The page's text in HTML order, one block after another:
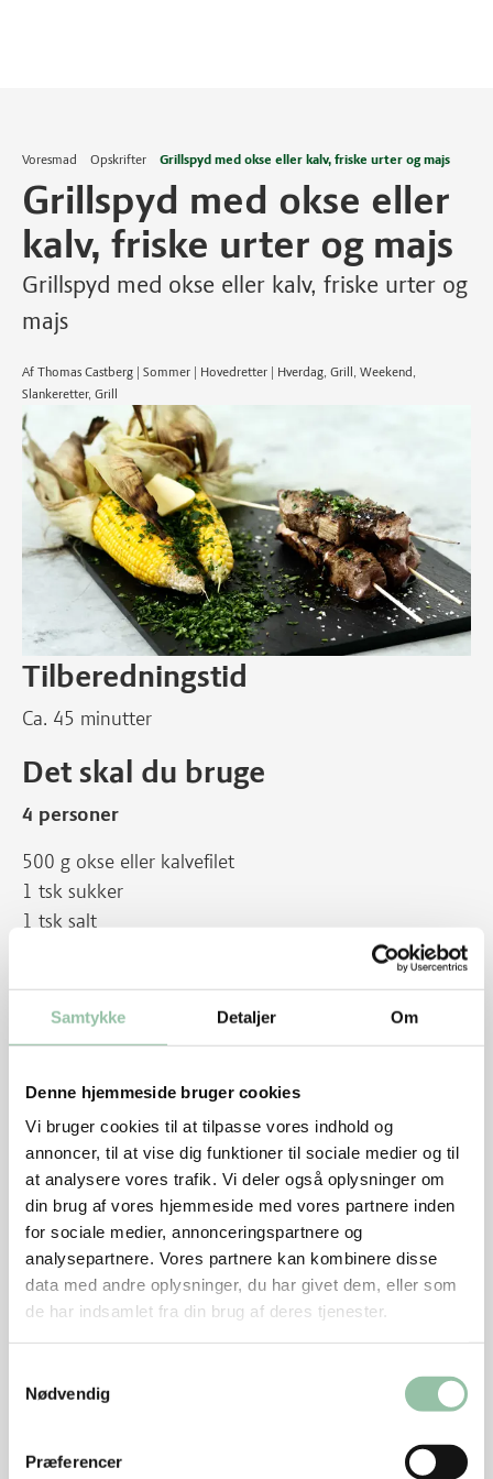
Samtykke Detaljer Om
Denne hjemmeside bruger cookies
Vi bruger cookies til at tilpasse vores indhold og
annoncer, til at vise dig funktioner til sociale medier og til
at analysere vores trafik. Vi deler også oplysninger om
din brug af vores hjemmeside med vores partnere inden
for sociale medier, annonceringspartnere og
analysepartnere. Vores partnere kan kombinere disse
data med andre oplysninger, du har givet dem, eller som
de har indsamlet fra din brug af deres tjenester.
Nødvendig
Præferencer
Voresmad Opskrifter Grillspyd med okse eller kalv, friske urter og majs
Grillspyd med okse eller
kalv, friske urter og majs
Grillspyd med okse eller kalv, friske urter og
majs
Af Thomas Castberg | Sommer | Hovedretter | Hverdag, Grill, Weekend,
Slankeretter, Grill
Tilberedningstid
Ca. 45 minutter
Det skal du bruge
4 personer
500 g okse eller kalvefilet
1 tsk sukker
1 tsk salt
8 træspid
2 bundter friske krydderurter fx persille, rosmarin,
kørvel
Sådan gør du
Læg spiddene i vand ½ time før de skal på grillen.
Skær kødet i tern på 4 x 4 cm. Vend kødet med
sukker, salt og peber. Lad det trække i ½ time.
Skyl krydderurterne og hak dem fint.
Sæt kødet på spiddene og grill dem 2-3 minutter
på hver side. Skær en flig af og se om kødet er rosa